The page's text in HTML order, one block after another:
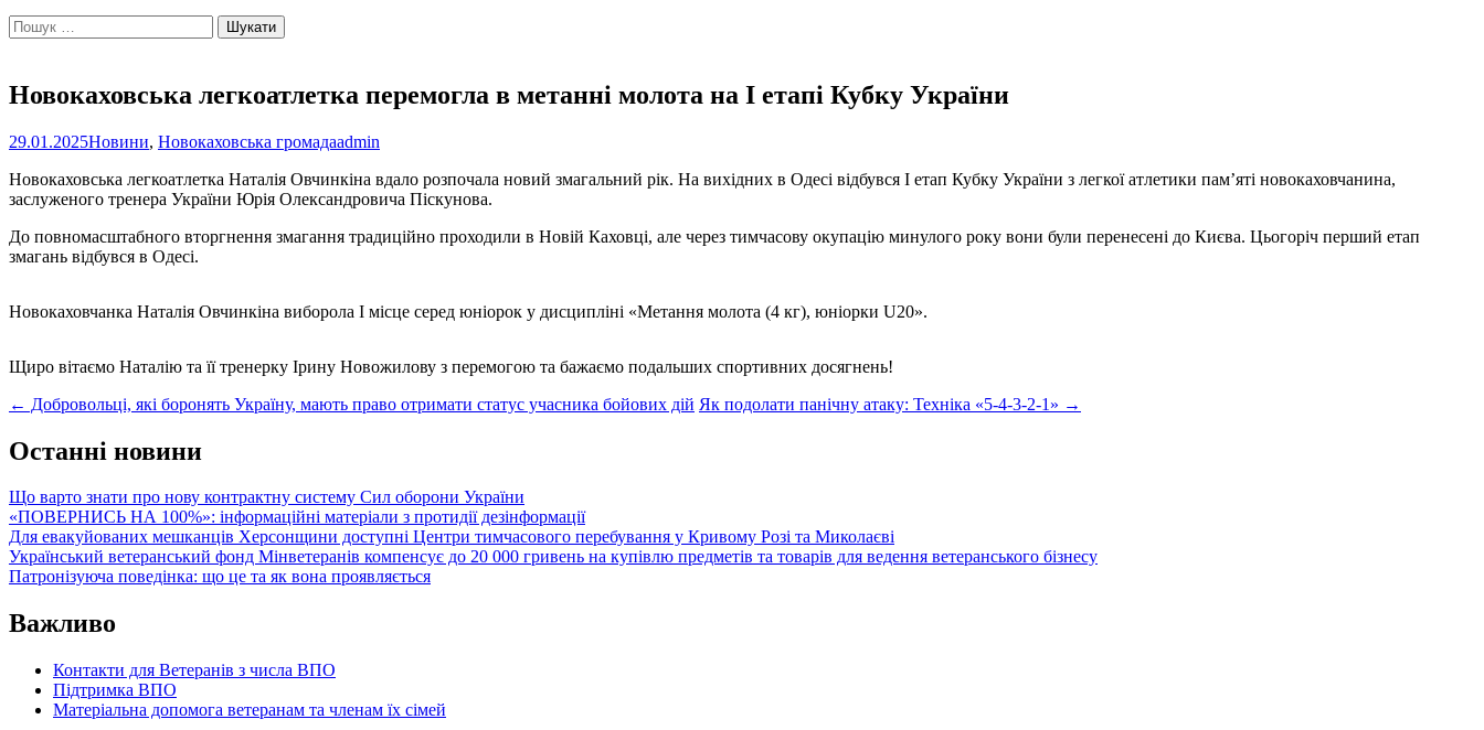
Пошук:
Новокаховська легкоатлетка перемогла в метанні молота на І етапі Кубку України
29.01.2025Новини, Новокаховська громадаadmin
Новокаховська легкоатлетка Наталія Овчинкіна вдало розпочала новий змагальний рік. На вихідних в Одесі відбувся І етап Кубку України з легкої атлетики пам’яті новокаховчанина,
заслуженого тренера України Юрія Олександровича Піскунова.
До повномасштабного вторгнення змагання традиційно проходили в Новій Каховці, але через тимчасову окупацію минулого року вони були перенесені до Києва. Цьогоріч перший етап
змагань відбувся в Одесі.
Новокаховчанка Наталія Овчинкіна виборола І місце серед юніорок у дисципліні «Метання молота (4 кг), юніорки U20».
Щиро вітаємо Наталію та її тренерку Ірину Новожилову з перемогою та бажаємо подальших спортивних досягнень!
Post
navigation
← Добровольці, які боронять Україну, мають право отримати статус учасника бойових дій Як подолати панічну атаку: Техніка «5-4-3-2-1» →
Останні новини
Що варто знати про нову контрактну систему Сил оборони України
«ПОВЕРНИСЬ НА 100%»: інформаційні матеріали з протидії дезінформації
Для евакуйованих мешканців Херсонщини доступні Центри тимчасового перебування у Кривому Розі та Миколаєві
Український ветеранський фонд Мінветеранів компенсує до 20 000 гривень на купівлю предметів та товарів для ведення ветеранського бізнесу
Патронізуюча поведінка: що це та як вона проявляється
Важливо
Контакти для Ветеранів з числа ВПО
Підтримка ВПО
Матеріальна допомога ветеранам та членам їх сімей